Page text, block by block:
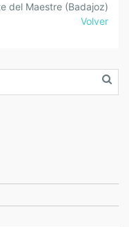
del Maestre (Badajoz)
Volver